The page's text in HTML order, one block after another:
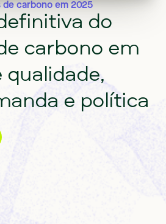
carbono em 2025do
carbono em
qualidade,
e política